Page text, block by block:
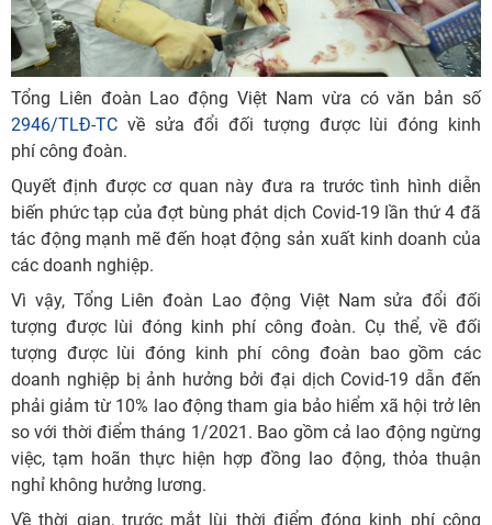
Tổng Liên đoàn Lao động Việt Nam vừa có văn bản số
2946/TLĐ-TC về sửa đổi đối tượng được lùi đóng kinh
phí công đoàn.
Quyết định được cơ quan này đưa ra trước tình hình diễn
biến phức tạp của đợt bùng phát dịch Covid-19 lần thứ 4 đã
tác động mạnh mẽ đến hoạt động sản xuất kinh doanh của
các doanh nghiệp.
Vì vậy, Tổng Liên đoàn Lao động Việt Nam sửa đổi đối
tượng được lùi đóng kinh phí công đoàn. Cụ thể, về đối
tượng được lùi đóng kinh phí công đoàn bao gồm các
doanh nghiệp bị ảnh hưởng bởi đại dịch Covid-19 dẫn đến
phải giảm từ 10% lao động tham gia bảo hiểm xã hội trở lên
so với thời điểm tháng 1/2021. Bao gồm cả lao động ngừng
việc, tạm hoãn thực hiện hợp đồng lao động, thỏa thuận
nghỉ không hưởng lương.
Về thời gian, trước mắt lùi thời điểm đóng kinh phí công